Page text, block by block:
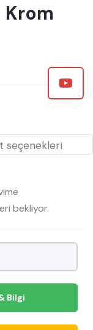
Krom
seçenekleri
bekliyor.
Bilgi